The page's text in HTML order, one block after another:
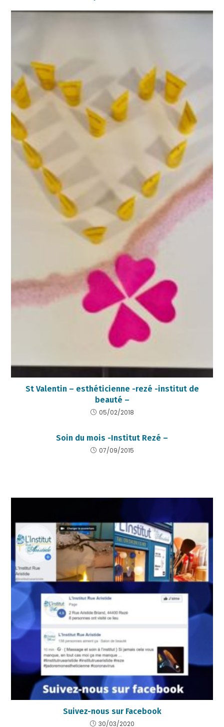
St Valentin – esthéticienne -rezé -institut de
beauté –
05/02/2018
Soin du mois -Institut Rezé –
07/09/2015
Suivez-nous sur Facebook
30/03/2020